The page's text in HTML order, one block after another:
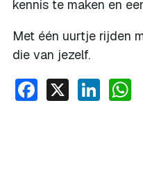
kennis te maken en
Met één uurtje rijden
die van jezelf.
Facebook
X